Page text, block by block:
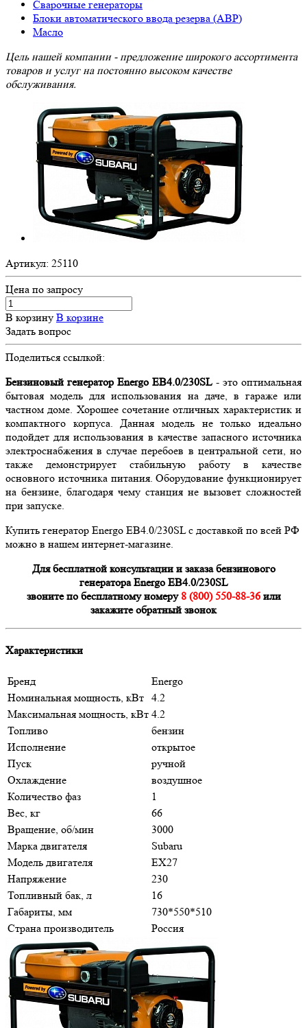
Сварочные генераторы
Блоки автоматического ввода резерва (АВР)
Масло
Цель нашей компании - предложение широкого ассортимента
товаров и услуг на постоянно высоком качестве
обслуживания.
Артикул: 25110
Цена по запросу
В корзину В корзине
Задать вопрос
Поделиться ссылкой:
Бензиновый генератор Energo EB4.0/230SL - это оптимальная
бытовая модель для использования на даче, в гараже или
частном доме. Хорошее сочетание отличных характеристик и
компактного корпуса. Данная модель не только идеально
подойдет для использования в качестве запасного источника
электроснабжения в случае перебоев в центральной сети, но
также демонстрирует стабильную работу в качестве
основного источника питания. Оборудование функционирует
на бензине, благодаря чему станция не вызовет сложностей
при запуске.
Купить генератор Energo EB4.0/230SL с доставкой по всей РФ
можно в нашем интернет-магазине.
Для бесплатной консультации и заказа бензинового
генератора Energo EB4.0/230SL
звоните по бесплатному номеру 8 (800) 550-88-36или
закажите обратный звонок
Характеристики
Бренд
Energo
Номинальная мощность, кВт 4.2
Максимальная мощность, кВт 4.2
Топливо
бензин
Исполнение
открытое
Пуск
ручной
Охлаждение
воздушное
Количество фаз
1
Вес, кг
66
Вращение, об/мин
3000
Марка двигателя
Subaru
Модель двигателя
EX27
Напряжение
230
Топливный бак, л
16
Габариты, мм
730*550*510
Страна производитель
Россия